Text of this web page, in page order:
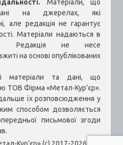
Матеріали, що
на джерелах, які
але редакція не гарантує
Матеріали надаються в
Редакція не несе
на основі опублікованих
матеріали та дані, що
ТОВ Фірма «Метал-Кур’єр».
їх розповсюдження у
способом дозволяється
письмової згоди